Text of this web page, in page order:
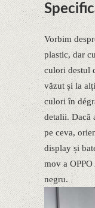
Vorbim
plastic, dar
culori destul
văzut și la
culori în
detalii. Dacă
pe ceva,
display și
mov a
negru.